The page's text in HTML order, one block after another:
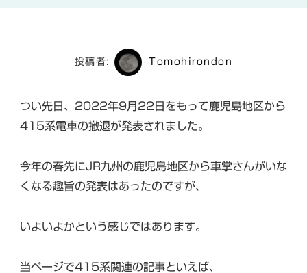
の
い
出)
投稿者: Tomohirondon
つい先日、2022年9月22日をもって鹿児島地区から
415系電車の撤退が発表されました。
今年の春先にJR九州の鹿児島地区から車掌さんがいな
くなる趣旨の発表はあったのですが、
いよいよかという感じではあります。
当ページで415系関連の記事といえば、